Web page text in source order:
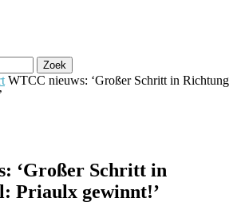
WTCC nieuws: ‘Großer Schritt in Richtung
‘Großer Schritt in
Priaulx gewinnt!’